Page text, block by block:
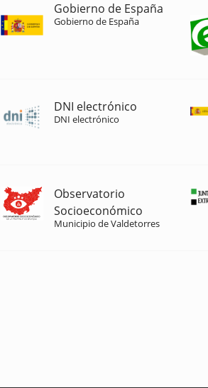
Gobierno de España
Gobierno de España
DNI electrónico
DNI electrónico
Observatorio
Socioeconómico
Municipio de Valdetorres